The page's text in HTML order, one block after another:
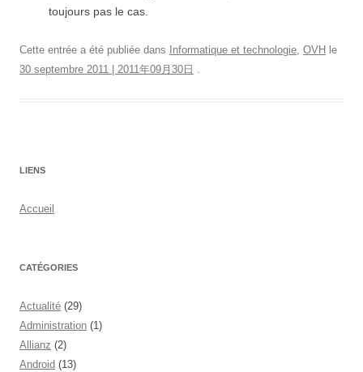
toujours pas le cas.
Cette entrée a été publiée dans Informatique et technologie, OVH le
30 septembre 2011 | 2011年09月30日 .
LIENS
Accueil
CATÉGORIES
Actualité (29)
Administration (1)
Allianz (2)
Android (13)